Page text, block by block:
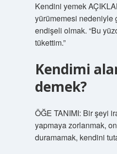
Kendini yemek
yürümemesi nedeniyle
endişeli olmak. “Bu
tükettim.”
Kendimi
demek?
ÖĞE TANIMI: Bir şeyi
yapmaya zorlanmak,
duramamak, kendini